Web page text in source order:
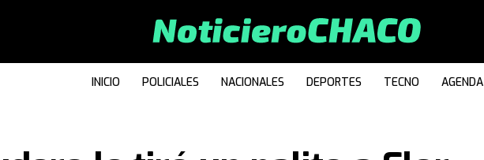
INICIO POLICIALES NACIONALES DEPORTES TECNO AGENDA